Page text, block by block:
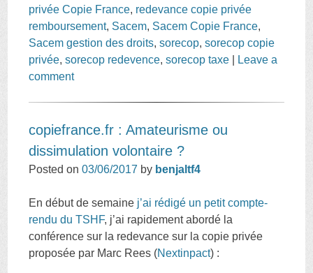
privée Copie France, redevance copie privée
remboursement, Sacem, Sacem Copie France,
Sacem gestion des droits,sorecop,sorecop copie
privée,sorecop redevence,sorecop taxe
Leave a
comment
copiefrance.fr : Amateurisme ou
dissimulation volontaire ?
Posted on03/06/2017 by benjaltf4
En début de semaine j’ai rédigé un petit compte-
rendu du TSHF, j’ai rapidement abordé la
conférence sur la redevance sur la copie privée
proposée par Marc Rees (Nextinpact) :